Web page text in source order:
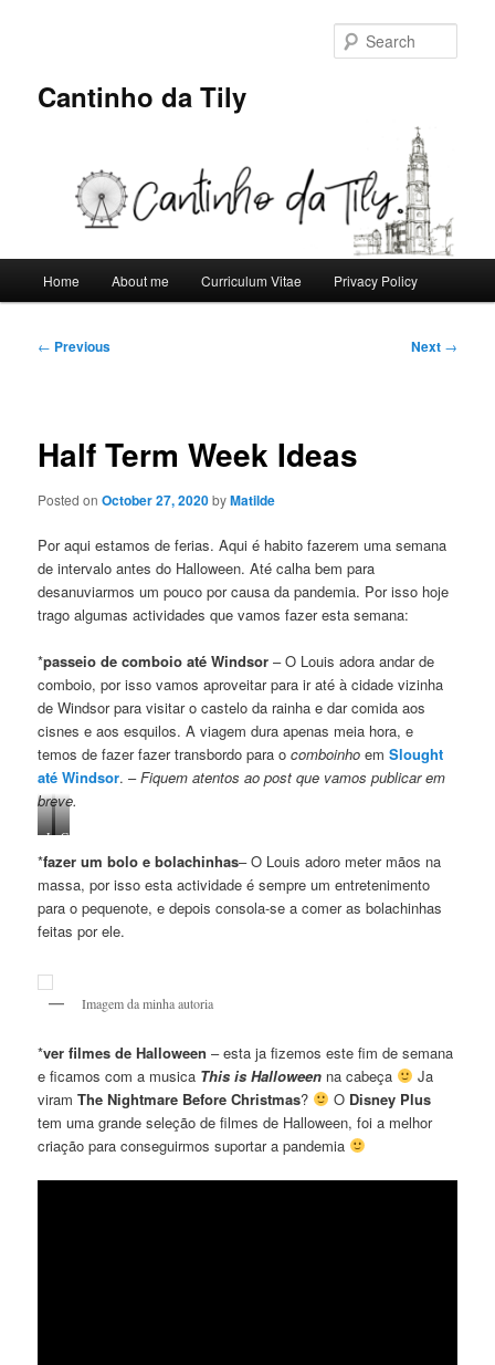
Cantinho da Tily
Home About me Curriculum Vitae Privacy Policy
Post
← Previous Next →
Half Term Week Ideas
Posted onOctober 27, 2020byMatilde
Por aqui estamos de ferias. Aqui é habito fazerem uma semana
de intervalo antes do Halloween. Até calha bem para
desanuviarmos um pouco por causa da pandemia. Por isso hoje
trago algumas actividades que vamos fazer esta semana:
*passeio de comboio até Windsor – O Louis adora andar de
comboio, por isso vamos aproveitar para ir até à cidade vizinha
de Windsor para visitar o castelo da rainha e dar comida aos
cisnes e aos esquilos. A viagem dura apenas meia hora, e
temos de fazer fazer transbordo para ocomboinho emSlought
até Windsor. –Fiquem atentos ao post que vamos publicar em
breve.
Imagem
da
minha
autoria
–
Windsor
Comboinho
*fazer um bolo e bolachinhas– O Louis adoro meter mãos na
massa, por isso esta actividade é sempre um entretenimento
para o pequenote, e depois consola-se a comer as bolachinhas
feitas por ele.
Imagem da minha autoria
*ver filmes de Halloween – esta ja fizemos este fim de semana
e ficamos com a musica This is Halloween na cabeça
Ja
viramThe Nightmare Before Christmas? O Disney Plus
tem uma grande seleção de filmes de Halloween, foi a melhor
criação para conseguirmos suportar a pandemia